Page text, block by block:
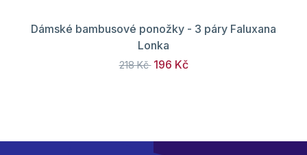
Dámské bambusové ponožky - 3 páry Faluxana
Lonka
218 Kč 196 Kč